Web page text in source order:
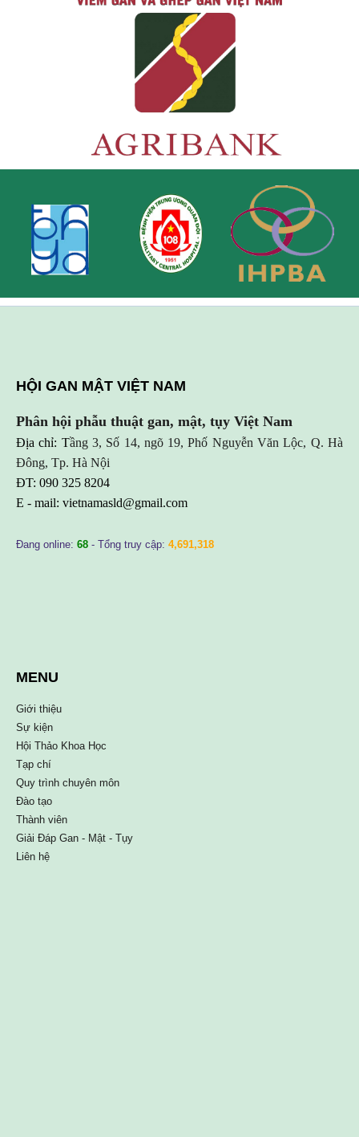
HỘI GAN MẬT VIỆT NAM
Phân hội phẫu thuật gan, mật, tụy Việt Nam
Địa chỉ: Tầng 3, Số 14, ngõ 19, Phố Nguyễn Văn Lộc, Q. Hà
Đông, Tp. Hà Nội
ĐT: 090 325 8204
E - mail: vietnamasld@gmail.com
Đang online: 68 - Tổng truy cập: 4,691,318
MENU
Giới thiệu
Sự kiện
Hội Thảo Khoa Học
Tạp chí
Quy trình chuyên môn
Đào tạo
Thành viên
Giải Đáp Gan - Mật - Tụy
Liên hệ